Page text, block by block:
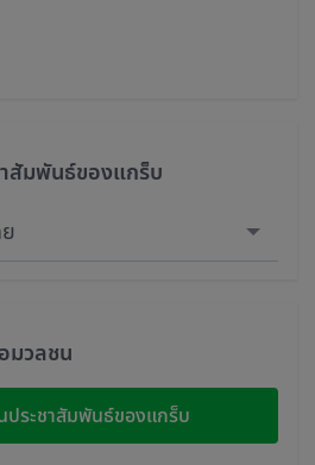
สัมพันธ์ของแกร็บ
มวลชน
ระชาสัมพันธ์ของแกร็บ